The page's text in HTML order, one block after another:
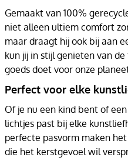
Gemaakt van 100%
niet alleen ultiem comfort
maar draagt hij ook bij aan
kun jij in stijl genieten van
goeds doet voor onze
Perfect voor elke
Of je nu een kind bent of
lichtjes past bij elke
perfecte pasvorm maken
die het kerstgevoel wil